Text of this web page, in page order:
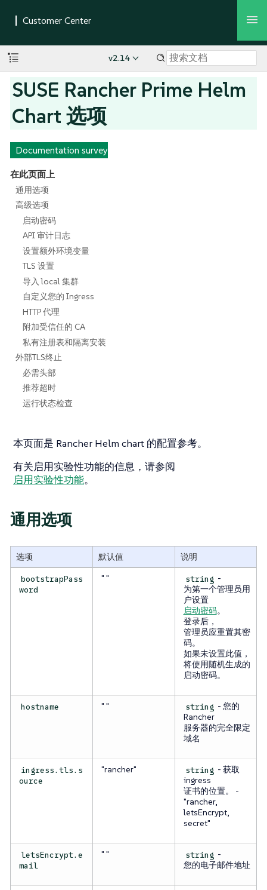
v2.14
SUSE Rancher Prime Helm
Chart 选项
Documentation survey
在此页面上
通用选项
高级选项
启动密码
API 审计日志
设置额外环境变量
TLS 设置
导入 local 集群
自定义您的 Ingress
HTTP 代理
附加受信任的 CA
私有注册表和隔离安装
外部TLS终止
必需头部
推荐超时
运行状态检查
本页面是 Rancher Helm chart 的配置参考。
有关启用实验性功能的信息，请参阅
启用实验性功能。
通用选项
选项 默认值 说明
bootstrapPass
word
" " string -
为第一个管理员用
户设置
启动密码。
登录后，
管理员应重置其密
码。
如果未设置此值，
将使用随机生成的
启动密码。
hostname " " string - 您的
Rancher
服务器的完全限定
域名
ingress.tls.s
ource
"rancher" string - 获取
ingress
证书的位置。 -
"rancher,
letsEncrypt,
secret"
letsEncrypt.e
mail
" " string -
您的电子邮件地址